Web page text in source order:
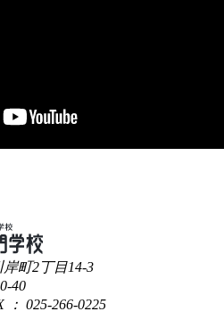
町2丁目14-3
40
： 025-266-0225